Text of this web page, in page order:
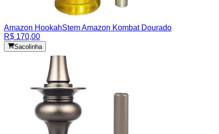
Amazon HookahStem Amazon Kombat Dourado
R$ 170,00
Sacolinha